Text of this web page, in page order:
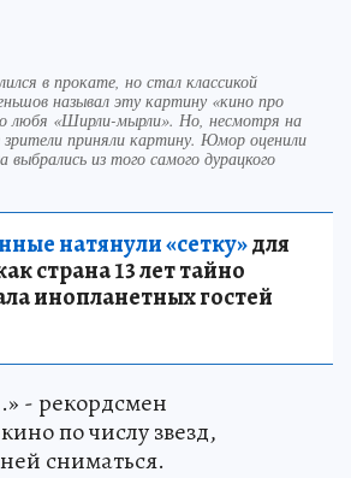
в прокате, но стал классикой
называл эту картину «кино про
любя «Ширли-мырли». Но, несмотря на
зрители приняли картину. Юмор оценили
выбрались из того самого дурацкого
натянули «сетку»для
страна 13 лет тайно
инопланетных гостей
- рекордсмен
по числу звезд,
сниматься.